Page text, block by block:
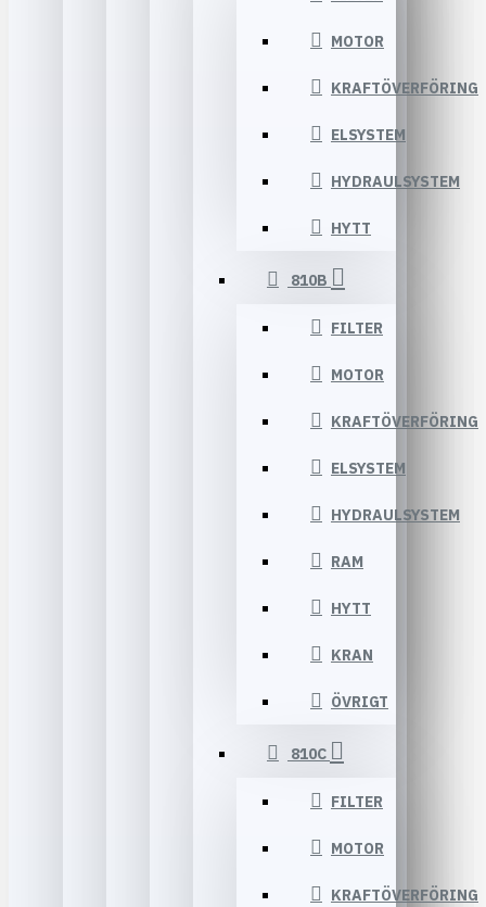
MOTOR
KRAFTÖVERFÖRING
ELSYSTEM
HYDRAULSYSTEM
HYTT
810B
FILTER
MOTOR
KRAFTÖVERFÖRING
ELSYSTEM
HYDRAULSYSTEM
RAM
HYTT
KRAN
ÖVRIGT
810C
FILTER
MOTOR
KRAFTÖVERFÖRING